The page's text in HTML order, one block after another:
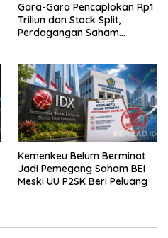
Gara-Gara Pencaplokan Rp1
Triliun dan Stock Split,
Perdagangan Saham
Kemenkeu Belum Berminat
Jadi Pemegang Saham BEI
Meski UU P2SK Beri Peluang